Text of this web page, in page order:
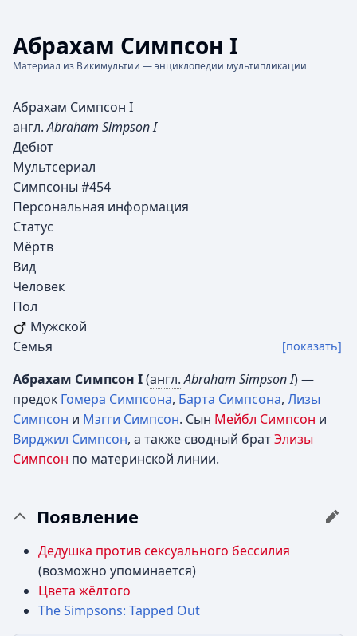
Абрахам Симпсон I
Материал из Викимультии — энциклопедии мультипликации
Абрахам Симпсон I
англ. Abraham Simpson I
Дебют
Мультсериал
Симпсоны #454
Персональная информация
Статус
Мёртв
Вид
Человек
Пол
Мужской
Семья
[показать]
Абрахам Симпсон I(англ. Abraham Simpson I) —
предок Гомера Симпсона, Барта Симпсона, Лизы
Симпсон и Мэгги Симпсон. Сын Мейбл Симпсон и
Вирджил Симпсон, а также сводный братЭлизы
Симпсон по материнской линии.
Появление
Дедушка против сексуального бессилия
(возможно упоминается)
Цвета жёлтого
The Simpsons: Tapped Out